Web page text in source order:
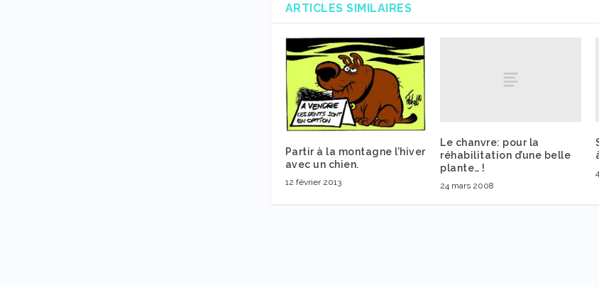
ARTICLES SIMILAIRES
Partir à la montagne l’hiver
avec un chien.
12 février 2013
Le chanvre: pour la
réhabilitation d’une belle
plante… !
24 mars 2008